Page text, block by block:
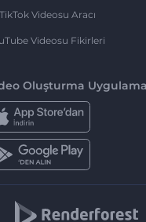
Videosu Aracı
Videosu Fikirleri
Oluşturma